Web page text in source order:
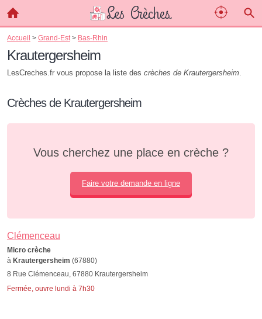
Accueil > Grand-Est > Bas-Rhin
Krautergersheim
LesCreches.fr vous propose la liste des crèches de Krautergersheim.
Crèches de Krautergersheim
Vous cherchez une place en crèche ?
Faire votre demande en ligne
Clémenceau
Micro crèche
à Krautergersheim (67880)
8 Rue Clémenceau, 67880 Krautergersheim
Fermée, ouvre lundi à 7h30